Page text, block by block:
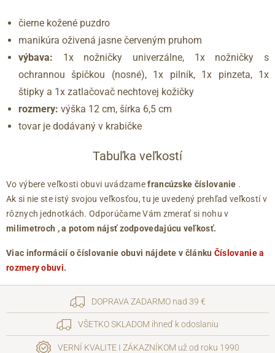
čierne kožené puzdro
manikúra oživená jasne červeným pruhom
výbava: 1x nožničky univerzálne, 1x nožničky s
ochrannou špičkou (nosné), 1x pilník, 1x pinzeta, 1x
štipky a 1x zatlačovač nechtovej kožičky
rozmery: výška 12 cm, šírka 6,5 cm
tovar je dodávaný v krabičke
Tabuľka veľkostí
Vo výbere veľkosti obuvi uvádzamefrancúzske číslovanie .
Ak si nie ste istý svojou veľkosťou, tu je uvedený prehľad veľkostí v
rôznych jednotkách. Odporúčame Vám zmerať si nohu v
milimetroch , a potom nájsť zodpovedajúcu veľkosť.
Viac informácií o číslovanie obuvi nájdete v článku Číslovanie a
rozmery obuvi.
DOPRAVA ZADARMO nad 39 €
VŠETKO SKLADOM ihneď k odoslaniu
VERNÍ KVALITE I ZÁKAZNÍKOM už od roku 1990